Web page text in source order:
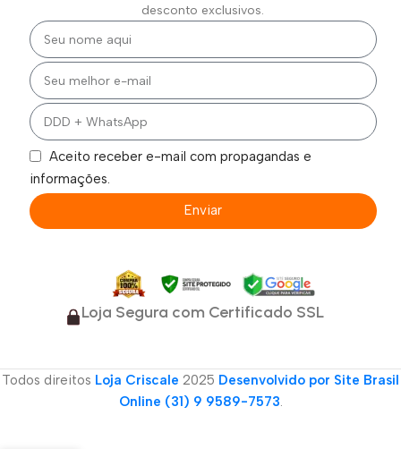
desconto exclusivos.
Aceito receber e-mail com propagandas e
informações.
Enviar
Loja Segura com Certificado SSL
Todos direitos Loja Criscale 2025 Desenvolvido por Site Brasil
Online (31) 9 9589-7573.